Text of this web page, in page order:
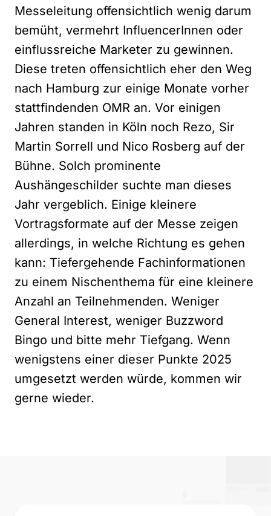
Messeleitung offensichtlich wenig darum
bemüht, vermehrt InfluencerInnen oder
einflussreiche Marketer zu gewinnen.
Diese treten offensichtlich eher den Weg
nach Hamburg zur einige Monate vorher
stattfindenden OMR an. Vor einigen
Jahren standen in Köln noch Rezo, Sir
Martin Sorrell und Nico Rosberg auf der
Bühne. Solch prominente
Aushängeschilder suchte man dieses
Jahr vergeblich. Einige kleinere
Vortragsformate auf der Messe zeigen
allerdings, in welche Richtung es gehen
kann: Tiefergehende Fachinformationen
zu einem Nischenthema für eine kleinere
Anzahl an Teilnehmenden. Weniger
General Interest, weniger Buzzword
Bingo und bitte mehr Tiefgang. Wenn
wenigstens einer dieser Punkte 2025
umgesetzt werden würde, kommen wir
gerne wieder.